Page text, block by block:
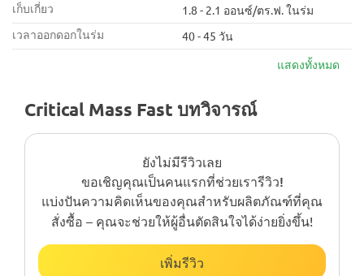
เก็บเกี่ยว
1.8 - 2.1 ออนซ์/ตร.ฟ. ในร่ม
เวลาออกดอกในร่ม
40 - 45 วัน
แสดงทั้งหมด
Critical Mass Fast บทวิจารณ์
ยังไม่มีรีวิวเลย
ขอเชิญคุณเป็นคนแรกที่ช่วยเรารีวิว!
แบ่งปันความคิดเห็นของคุณสำหรับผลิตภัณฑ์ที่คุณ
สั่งซื้อ – คุณจะช่วยให้ผู้อื่นตัดสินใจได้ง่ายยิ่งขึ้น!
เพิ่มรีวิว